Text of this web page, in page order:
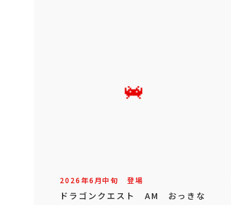
2026年6月中旬 登場
ドラゴンクエスト AM おっきな